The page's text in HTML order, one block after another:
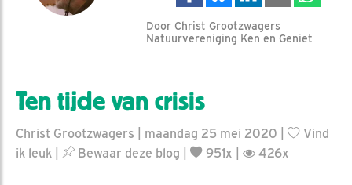
Door Christ Grootzwagers
Natuurvereniging Ken en Geniet
Ten tijde van crisis
Christ Grootzwagers | maandag 25 mei 2020 |
Vind
ik leuk
Bewaar deze blog 951x | 426x